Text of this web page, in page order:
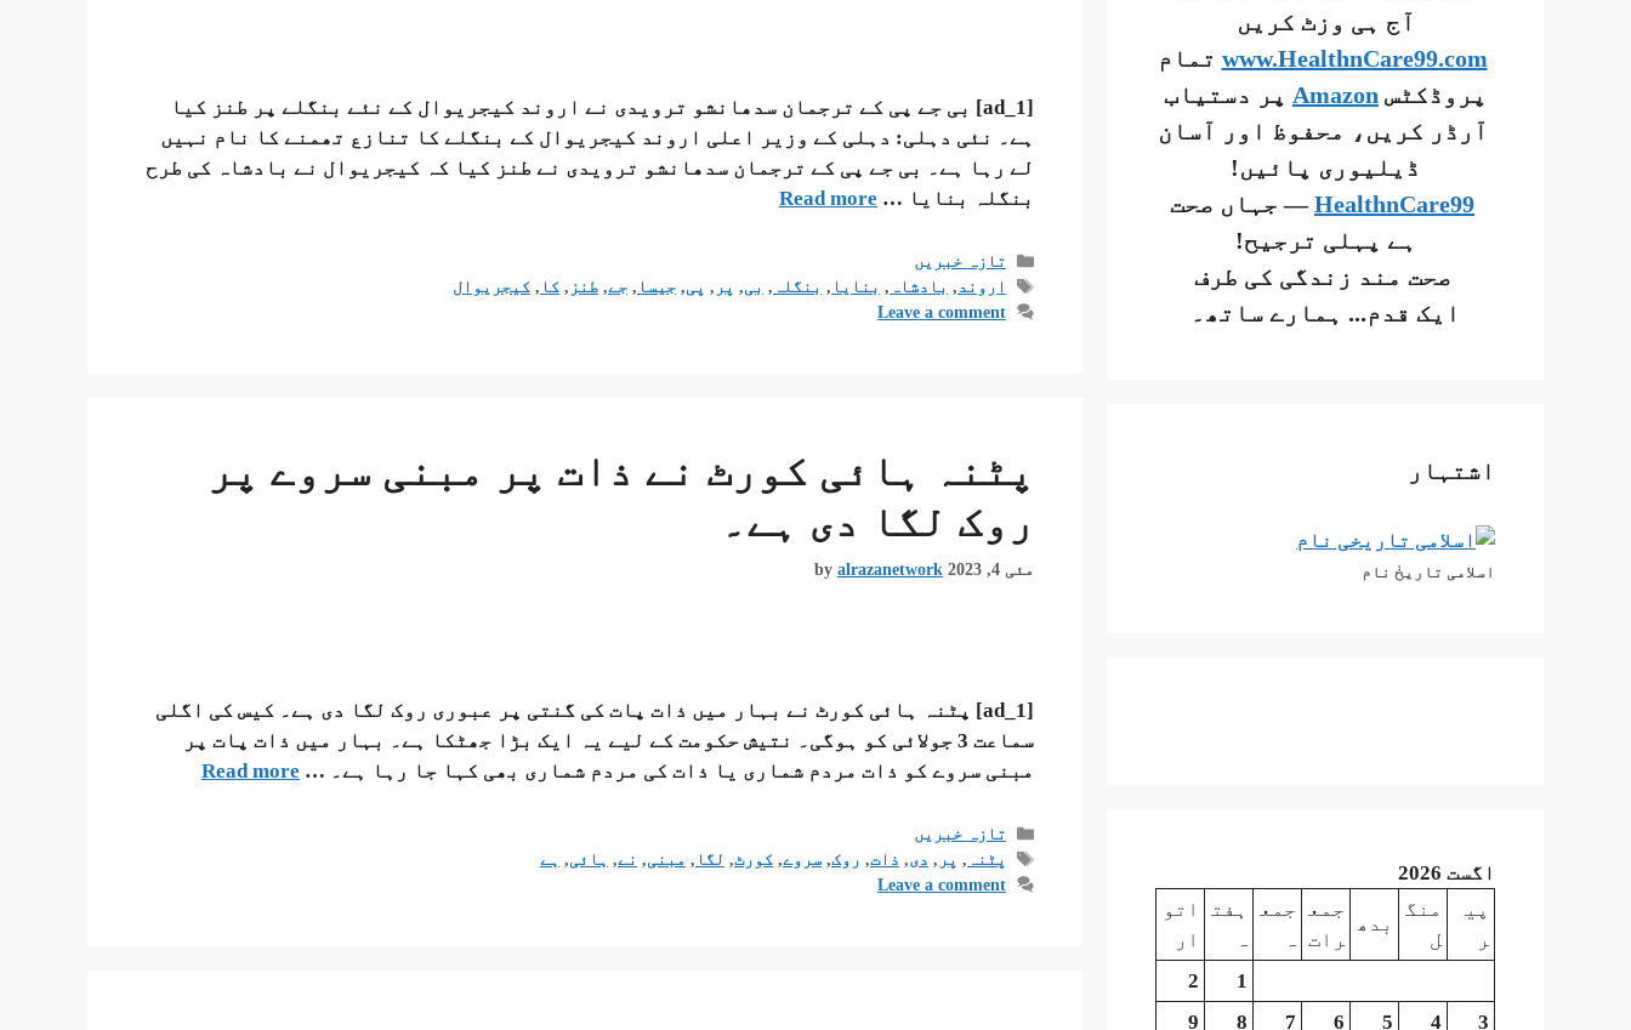
[ad_1] بی جے پی کے ترجمان سدھانشو ترویدی نے اروند کیجریوال کے نئے بنگلے پر طنز کیا
ہے۔ نئی دہلی: دہلی کے وزیر اعلی اروند کیجریوال کے بنگلے کا تنازع تھمنے کا نام نہیں
لے رہا ہے۔ بی جے پی کے ترجمان سدھانشو ترویدی نے طنز کیا کہ کیجریوال نے بادشاہ کی طرح
بنگلہ بنایا … Read more
تازہ خبریں
اروند, بادشاہ , بنایا , بنگلہ , بی, پر , پی,جیسا ,جے,طنز ,کا ,کیجریوال
Leave a comment
پٹنہ ہائی کورٹ نے ذات پر مبنی سروے پر
روک لگا دی ہے۔
مئی 4, 2023 by alrazanetwork
[ad_1] پٹنہ ہائی کورٹ نے بہار میں ذات پات کی گنتی پر عبوری روک لگا دی ہے۔ کیس کی اگلی
سماعت 3 جولائی کو ہوگی۔ نتیش حکومت کے لیے یہ ایک بڑا جھٹکا ہے۔ بہار میں ذات پات پر
مبنی سروے کو ذات مردم شماری یا ذات کی مردم شماری بھی کہا جا رہا ہے۔ … Read more
تازہ خبریں
پٹنہ , پر , دی, ذات, روک,سروے,کورٹ, لگا , مبنی, نے, ہائی, ہے
Leave a comment
آج ہی وزٹ کریں
www.HealthnCare99.com تمام
پروڈکٹس Amazon پر دستیاب
آرڈر کریں، محفوظ اور آسان
ڈیلیوری پائیں!
HealthnCare99— جہاں صحت
ہے پہلی ترجیح!
صحت مند زندگی کی طرف
ایک قدم... ہمارے ساتھ۔
اشتہار
اسلامی تاریخٰ نام
اگست 2026
پی
ر
منگ
ل
بدھ
جمع
رات
جمع
ہ
ہفت
ہ
اتو
ار
1
2
3
4
5
6
7
8
9